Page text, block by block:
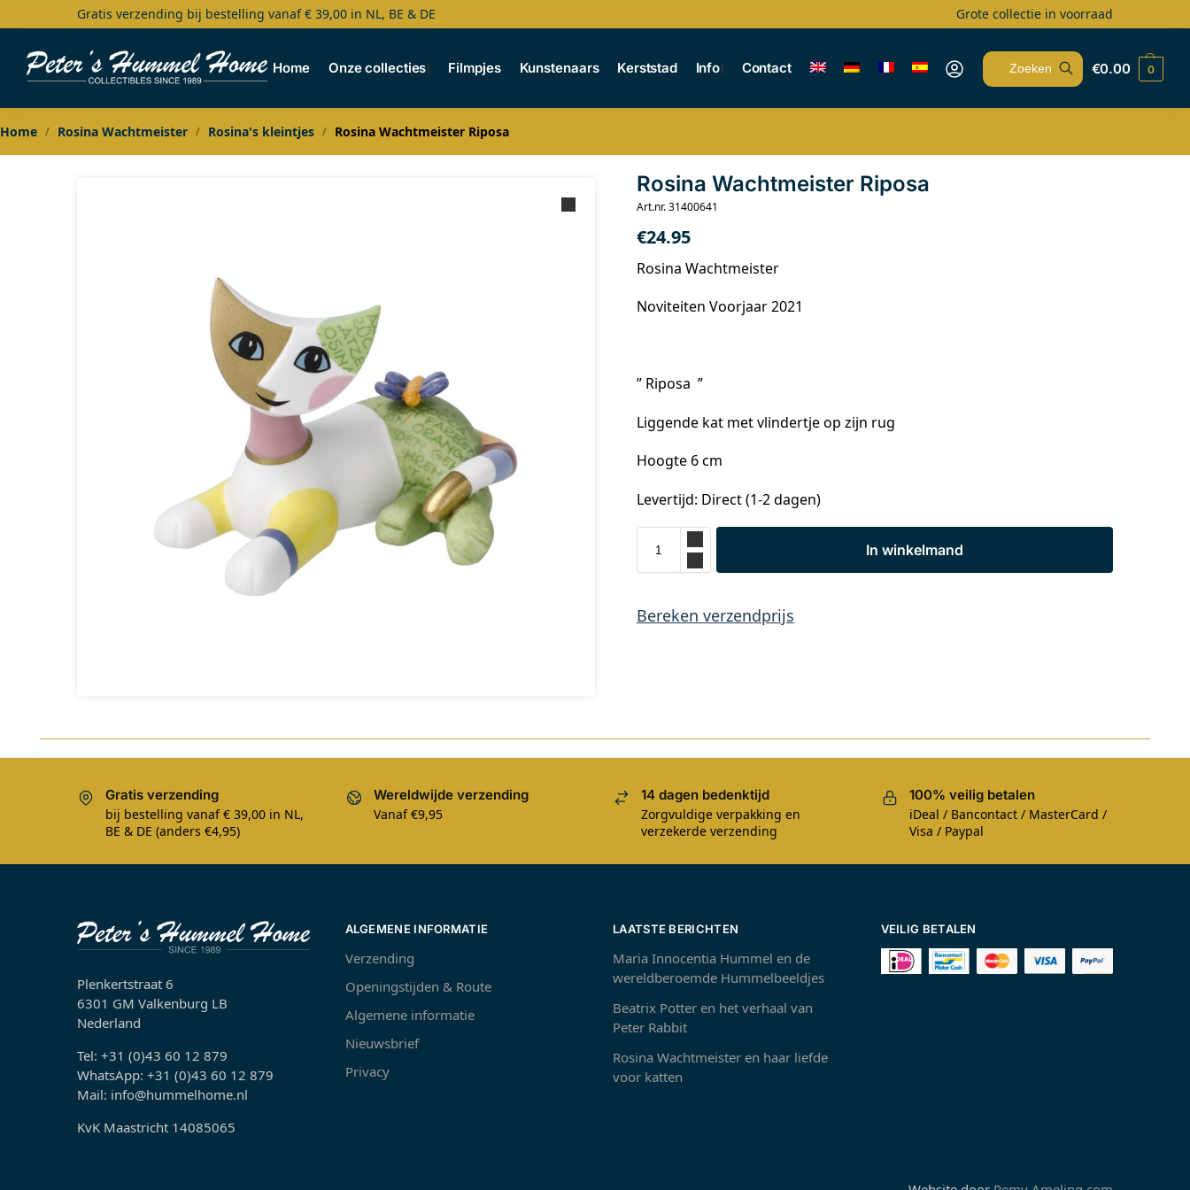
Gratis verzending bij bestelling vanaf € 39,00 in NL, BE & DE Grote collectie in voorraad
Home Onze collecties Filmpjes Kunstenaars Kerststad Info Contact
Search
€0.00 0
Home / Rosina Wachtmeister / Rosina's kleintjes / Rosina Wachtmeister Riposa
Rosina Wachtmeister Riposa
Art.nr. 31400641
€24.95
Rosina Wachtmeister
Noviteiten Voorjaar 2021
” Riposa ”
Liggende kat met vlindertje op zijn rug
Hoogte 6 cm
Levertijd: Direct (1-2 dagen)
In winkelmand
Bereken verzendprijs
Gratis verzending
bij bestelling vanaf € 39,00 in NL,
BE & DE (anders €4,95)
Wereldwijde verzending
Vanaf €9,95
14 dagen bedenktijd
Zorgvuldige verpakking en
verzekerde verzending
100% veilig betalen
iDeal / Bancontact / MasterCard /
Visa / Paypal
Plenkertstraat 6
6301 GM Valkenburg LB
Nederland
Tel: +31 (0)43 60 12 879
WhatsApp: +31 (0)43 60 12 879
Mail: info@hummelhome.nl
KvK Maastricht 14085065
ALGEMENE INFORMATIE
Verzending
Openingstijden & Route
Algemene informatie
Nieuwsbrief
Privacy
LAATSTE BERICHTEN
Maria Innocentia Hummel en de
wereldberoemde Hummelbeeldjes
Beatrix Potter en het verhaal van
Peter Rabbit
Rosina Wachtmeister en haar liefde
voor katten
VEILIG BETALEN